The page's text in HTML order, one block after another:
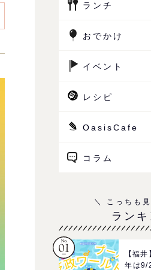
ランチ
おでかけ
イベント
レシピ
OasisCafe
コラム
ラン
【福
年は9/